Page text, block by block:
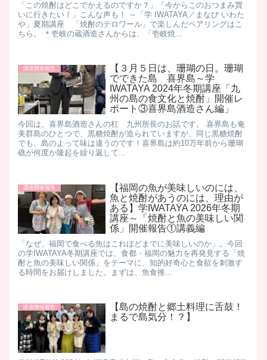
「この焼酎はどこでかえるのですか？」「今からこのおつまみ買
いに行きたい！」こんな声も！ ～「学 IWATAYA／まなび いわた
や」夏期講座 「焼酎のテロワール」で楽しんだペアリングはこ
ちら。 ＊壱岐の蔵酒造さんからは、「壱岐焼...
講座開催報告
【３月５日は、珊瑚の日。珊瑚
でできた島 喜界島～学
IWATAYA 2024年冬期講座「九
州の島の食文化と焼酎」開催レ
ポート③喜界島酒造さん編」
​ 今回は、喜界島酒造さんの杠 九州所長のお話です。 喜界島も奄
美群島のひとつで、黒糖焼酎が造られていますが、同じ黒糖焼酎
でも、島のよって味は違うのです！ ​ 喜界島は約10万年前から珊瑚
礁が何度か隆起を繰り返して...
講座開催報告
【福岡の魚が美味しいのには、
魚と焼酎があうのには、理由が
ある】学IWATAYA 2026年冬期
講座～「焼酎と魚の美味しい関
係」開催報告①講義編
「なぜ、福岡で食べる魚はこれほどまでに美味しいのか」。 ​今回
の学IWATAYA冬期講座では、食都・福岡の魅力を再発見する「焼
酎と魚の美味しい関係」をテーマに、知的好奇心と食欲を刺激す
る時間をお届けしました。 ​まずは、魚食推...
講座開催報告
【島の焼酎と郷土料理に舌鼓！
まるで島気分！？】